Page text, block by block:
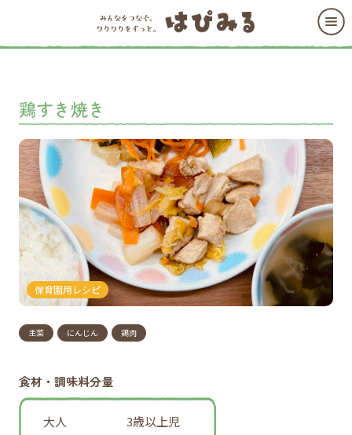
鶏すき焼き
保育園用レシピ
主菜 にんじん 鶏肉
食材・調味料分量
大人 3歳以上児